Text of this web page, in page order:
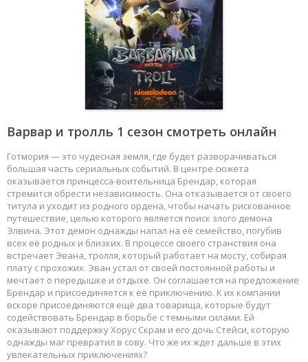
Варвар и тролль 1 сезон смотреть онлайн
Готмория — это чудесная земля, где будет разворачиваться
большая часть сериальных событий. В центре сюжета
оказывается принцесса-воительница Брендар, которая
стремится обрести независимость. Она отказывается от своего
титула и уходит из родного ордена, чтобы начать рискованное
путешествие, целью которого является поиск злого демона
Элвина. Этот демон однажды напал на её семейство, погубив
всех её родных и близких. В процессе своего странствия она
встречает Эвана, тролля, который работает на мосту, собирая
плату с прохожих. Эван устал от своей постоянной работы и
мечтает о передышке и отдыхе. Он соглашается на предложение
Брендар и присоединяется к её приключению. К их компании
вскоре присоединяются ещё два товарища, которые будут
содействовать Брендар в борьбе с темными силами. Ей
оказывают поддержку Хорус Скрам и его дочь Стейси, которую
однажды маг превратил в сову. Что же их ждет дальше в этих
увлекательных приключениях?